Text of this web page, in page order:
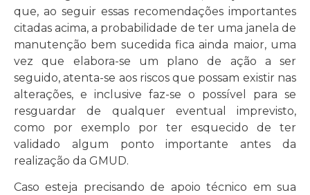
que, ao seguir essas recomendações importantes
citadas acima, a probabilidade de ter uma janela de
manutenção bem sucedida fica ainda maior, uma
vez que elabora-se um plano de ação a ser
seguido, atenta-se aos riscos que possam existir nas
alterações, e inclusive faz-se o possível para se
resguardar de qualquer eventual imprevisto,
como por exemplo por ter esquecido de ter
validado algum ponto importante antes da
realização da GMUD.
Caso esteja precisando de apoio técnico em sua